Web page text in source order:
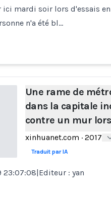
mardi soir lors d'essais
n'a été bl…
Une rame de
dans la capitale
contre un mur
xinhuanet.com · 2017
Traduit par IA
23:07:08|Editeur : yan